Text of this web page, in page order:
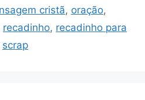
cristã, oração,
recadinho, recadinho para
scrap